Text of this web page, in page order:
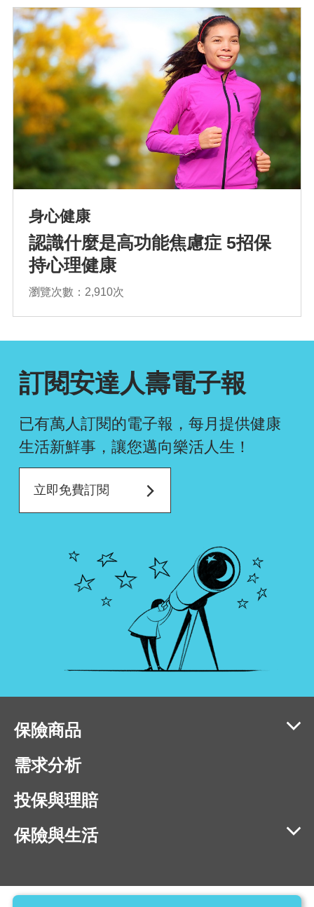
身心健康
認識什麼是高功能焦慮症 5招保
持心理健康
瀏覽次數：2,910次
訂閱安達人壽電子報
已有萬人訂閱的電子報，每月提供健康
生活新鮮事， 讓您邁向樂活人生！
立即免費訂閱
保險商品
需求分析
投保與理賠
保險與生活
排序
依近一個月熱門度
依上架時間新至舊
依瀏覽人數多至少
確認排序